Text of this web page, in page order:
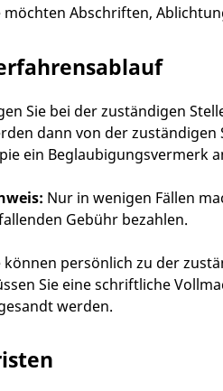
möchten Abschriften,
Sie bei der zuständigen
dann von der
ein Beglaubigungsvermerk
Nur in wenigen Fällen
Gebühr bezahlen.
können persönlich zu der
Sie eine schriftliche
werden.